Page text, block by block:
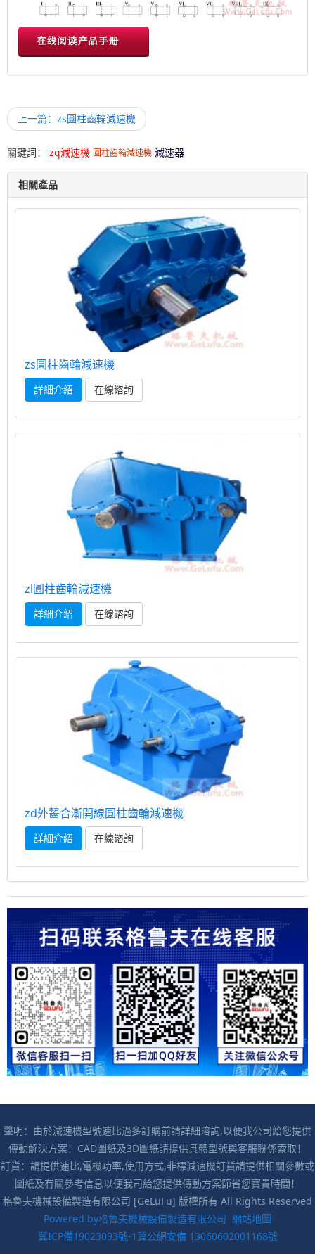
上一篇：zs圓柱齒輪減速機
關鍵詞： zq減速機 圓柱齒輪減速機 減速器
相關產品
zs圓柱齒輪減速機
詳細介紹 在線谘詢
zl圓柱齒輪減速機
詳細介紹 在線谘詢
zd外齧合漸開線圓柱齒輪減速機
詳細介紹 在線谘詢
聲明：由於減速機型號速比過多訂購前請詳細谘詢,以便我公司給您提供
傳動解決方案！CAD圖紙及3D圖紙請提供具體型號與客服聯係索取！
訂貨：請提供速比,電機功率,使用方式,非標減速機訂貨請提供相關參數或
圖紙及有關參考信息以便我司給您提供傳動方案節省您寶貴時間！
格魯夫機械設備製造有限公司 [GeLuFu] 版權所有 All Rights Reserved
Powered by格魯夫機械設備製造有限公司 網站地圖
冀ICP備19023093號-1冀公網安備 13060602001168號